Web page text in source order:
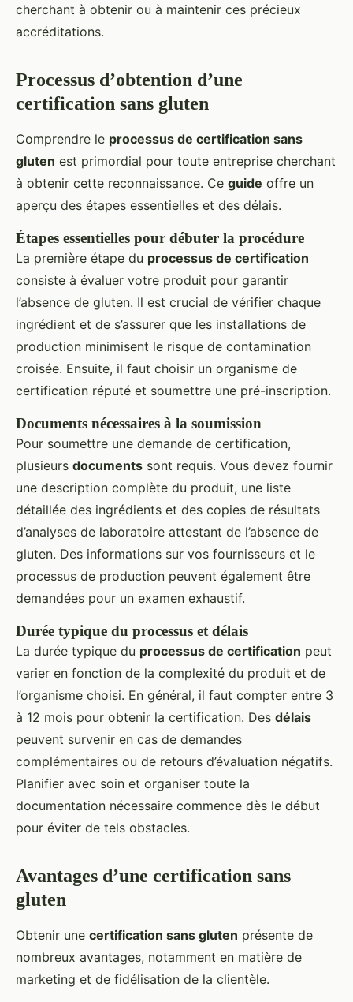
cherchant à obtenir ou à maintenir ces précieux
accréditations.
Processus d’obtention d’une
certification sans gluten
Comprendre le processus de certification sans
gluten est primordial pour toute entreprise cherchant
à obtenir cette reconnaissance. Ce guide offre un
aperçu des étapes essentielles et des délais.
Étapes essentielles pour débuter la procédure
La première étape du processus de certification
consiste à évaluer votre produit pour garantir
l’absence de gluten. Il est crucial de vérifier chaque
ingrédient et de s’assurer que les installations de
production minimisent le risque de contamination
croisée. Ensuite, il faut choisir un organisme de
certification réputé et soumettre une pré-inscription.
Documents nécessaires à la soumission
Pour soumettre une demande de certification,
plusieurs documents sont requis. Vous devez fournir
une description complète du produit, une liste
détaillée des ingrédients et des copies de résultats
d’analyses de laboratoire attestant de l’absence de
gluten. Des informations sur vos fournisseurs et le
processus de production peuvent également être
demandées pour un examen exhaustif.
Durée typique du processus et délais
La durée typique du processus de certification peut
varier en fonction de la complexité du produit et de
l’organisme choisi. En général, il faut compter entre 3
à 12 mois pour obtenir la certification. Des délais
peuvent survenir en cas de demandes
complémentaires ou de retours d’évaluation négatifs.
Planifier avec soin et organiser toute la
documentation nécessaire commence dès le début
pour éviter de tels obstacles.
Avantages d’une certification sans
gluten
Obtenir une certification sans gluten présente de
nombreux avantages, notamment en matière de
marketing et de fidélisation de la clientèle.